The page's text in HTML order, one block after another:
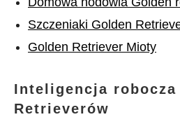
Szczeniaki Golden
Golden Retriever Mioty
Inteligencja robocza
Retrieverów